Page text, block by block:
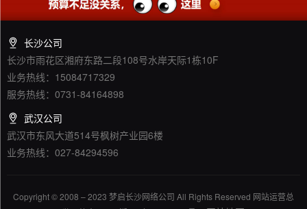
长沙公司
长沙市雨花区湘府东路二段108号水岸天际1栋10F
业务热线：15084717329
服务热线：0731-84164898
武汉公司
武汉市东风大道514号枫树产业园6楼
业务热线：027-84294596
Copyright © 2008 – 2023 梦启长沙网络公司 All Rights Reserved 网站运营总